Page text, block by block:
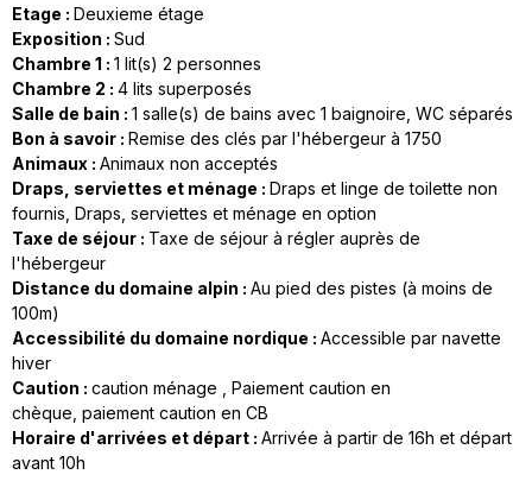
Etage : Deuxieme étage
Exposition : Sud
Chambre 1 : 1 lit(s) 2 personnes
Chambre 2 : 4 lits superposés
Salle de bain : 1 salle(s) de bains avec 1 baignoire WC séparés
Bon à savoir : Remise des clés par l'hébergeur à 1750
Animaux : Animaux non acceptés
Draps, serviettes et ménage : Draps et linge de toilette non
fournis Draps, serviettes et ménage en option
Taxe de séjour : Taxe de séjour à régler auprès de
l'hébergeur
Distance du domaine alpin : Au pied des pistes (à moins de
100m)
Accessibilité du domaine nordique : Accessible par navette
hiver
Caution : caution ménage
Paiement caution en
chèque paiement caution en CB
Horaire d'arrivées et départ : Arrivée à partir de 16h et départ
avant 10h